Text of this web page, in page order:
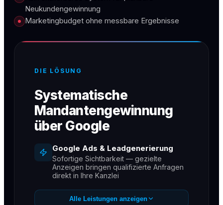
Neukundengewinnung
Marketingbudget ohne messbare Ergebnisse
DIE LÖSUNG
Systematische
Mandantengewinnung
über Google
Google Ads & Leadgenerierung
Sofortige Sichtbarkeit — gezielte
Anzeigen bringen qualifizierte Anfragen
direkt in Ihre Kanzlei
SEO für Kanzleien
Alle Leistungen anzeigen